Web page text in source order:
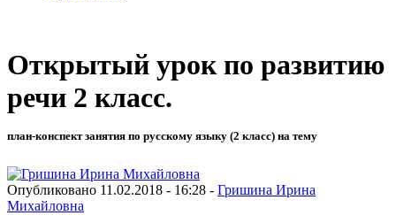
Открытый урок по развитию
речи 2 класс.
план-конспект занятия по русскому языку (2 класс) на тему
Опубликовано 11.02.2018 - 16:28 - Гришина Ирина
Михайловна